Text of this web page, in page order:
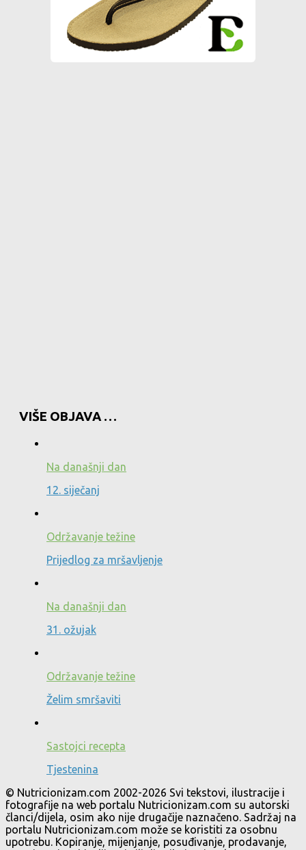
VIŠE OBJAVA …
Na današnji dan
12. siječanj
Održavanje težine
Prijedlog za mršavljenje
Na današnji dan
31. ožujak
Održavanje težine
Želim smršaviti
Sastojci recepta
Tjestenina
© Nutricionizam.com 2002-2026 Svi tekstovi, ilustracije i
fotografije na web portalu Nutricionizam.com su autorski
članci/dijela, osim ako nije drugačije naznačeno. Sadržaj na
portalu Nutricionizam.com može se koristiti za osobnu
upotrebu. Kopiranje, mijenjanje, posuđivanje, prodavanje,